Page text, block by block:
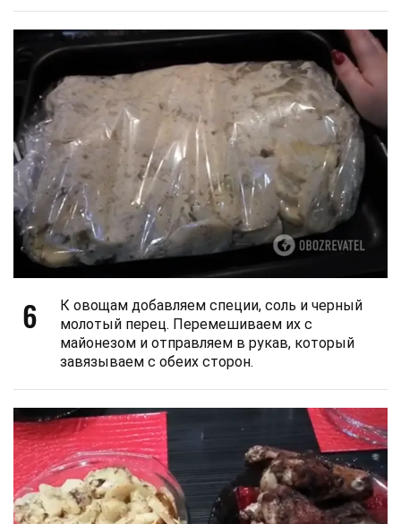
6
К овощам добавляем специи, соль и черный
молотый перец. Перемешиваем их с
майонезом и отправляем в рукав, который
завязываем с обеих сторон.